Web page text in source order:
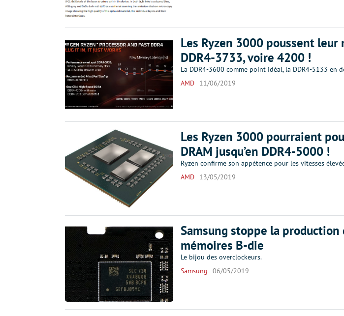
Les Ryzen 3000 poussent leur
DDR4-3733, voire 4200 !
La DDR4-3600 comme point idéal, la DDR4-5133 en
AMD
11/06/2019
Les Ryzen 3000 pourraient
DRAM jusqu’en DDR4-5000 !
Ryzen confirme son appétence pour les vitesses
AMD
13/05/2019
Samsung stoppe la production
mémoires B-die
Le bijou des overclockeurs.
Samsung
06/05/2019